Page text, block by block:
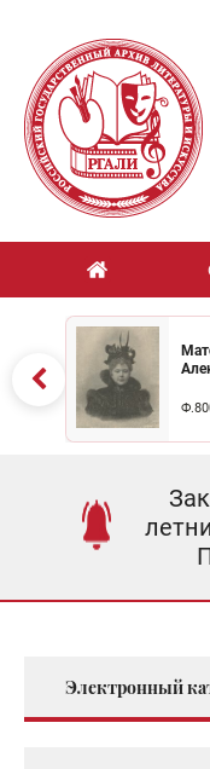
Электронный